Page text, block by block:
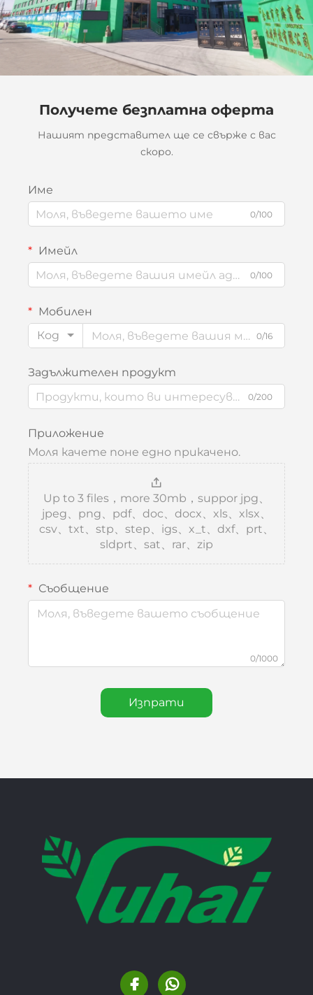
Получете безплатна оферта
Нашият представител ще се свърже с вас
скоро.
Име
0/100
Имейл
0/100
Мобилен
Код
0/16
Задължителен продукт
0/200
Приложение
Моля качете поне едно прикачено.
Up to 3 files，more 30mb，suppor jpg、
jpeg、png、pdf、doc、docx、xls、xlsx、
csv、txt、stp、step、igs、x_t、dxf、prt、
sldprt、sat、rar、zip
Съобщение
0/1000
Изпрати